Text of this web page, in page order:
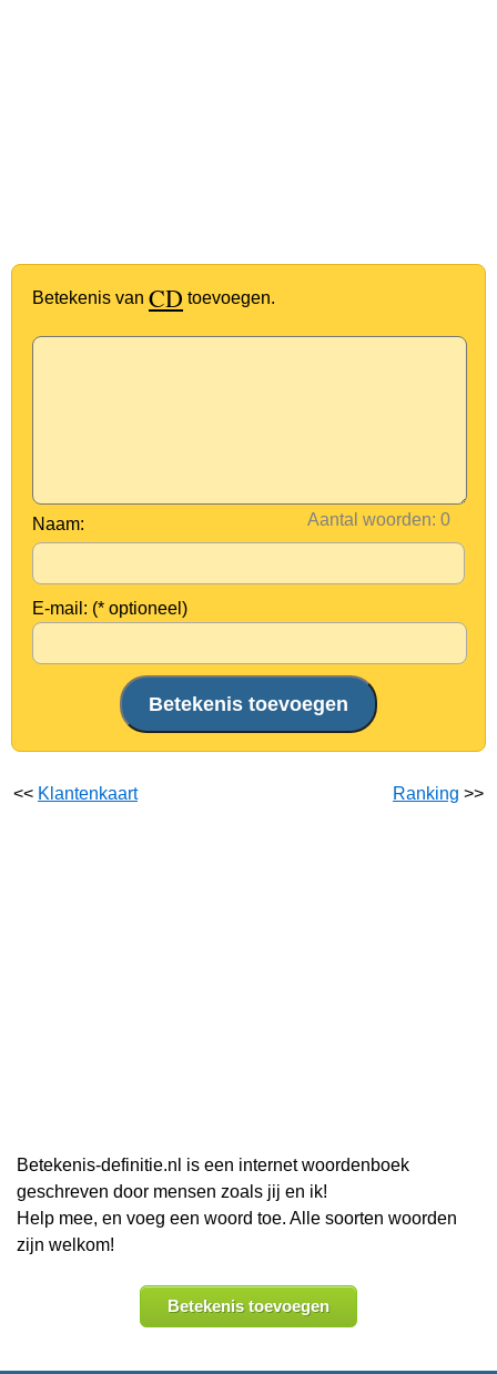
Betekenis van CD toevoegen.
Aantal woorden:
Naam:
E-mail: (* optioneel)
<< Klantenkaart Ranking >>
Betekenis-definitie.nl is een internet woordenboek
geschreven door mensen zoals jij en ik!
Help mee, en voeg een woord toe. Alle soorten woorden
zijn welkom!
Betekenis toevoegen